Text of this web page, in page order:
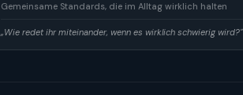
Gemeinsame Standards, die im Alltag wirklich halten
„Wie redet ihr miteinander, wenn es wirklich schwierig wird?"